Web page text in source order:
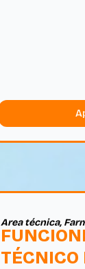
Area técnica,